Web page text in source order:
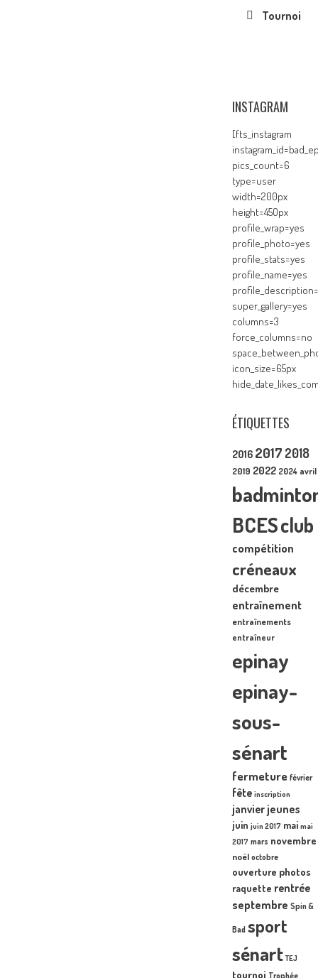
Tournoi
INSTAGRAM
[fts_instagram
pics_count=6
type=user
width=200px
height=450px
profile_wrap=yes
profile_photo=yes
profile_stats=yes
profile_name=yes
super_gallery=yes
columns=3
force_columns=no
icon_size=65px
ÉTIQUETTES
2016 2017 2018
2019 2022 2024 avril
BCESclub
compétition
créneaux
décembre
entraînement
entraînements
entraîneur
epinay
epinay-
sous-
sénart
fermeture février
fête inscription
janvier jeunes
juin juin 2017 mai mai
2017 mars novembre
noël octobre
ouverture photos
raquette rentrée
septembre Spin &
Bad sport
sénart TEJ
tournoi Trophée